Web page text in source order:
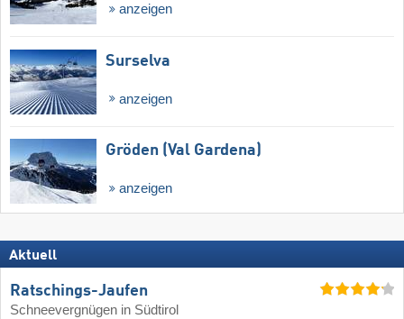
anzeigen
Surselva
anzeigen
Gröden (Val Gardena)
anzeigen
Aktuell
Ratschings-Jaufen
Schneevergnügen in Südtirol